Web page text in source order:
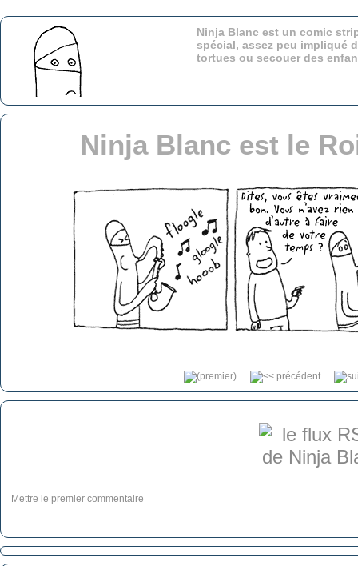
Ninja Blanc est un comic
spécial, assez peu impliqué
tortues ou secouer des
Ninja Blanc est le
Mettre le premier commentaire